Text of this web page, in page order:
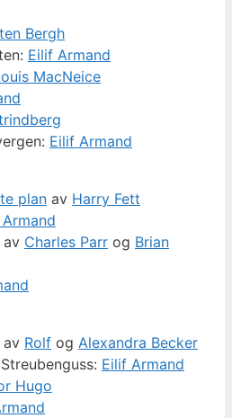
Bergh
Eilif Armand
MacNeice
Eilif Armand
plan av Harry Fett
av Charles Parr og Brian
av Rolf og Alexandra Becker
Eilif Armand
Hugo